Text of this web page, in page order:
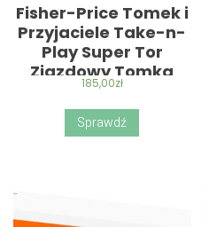
Fisher-Price Tomek i
Przyjaciele Take-n-
Play Super Tor
Zjazdowy Tomka
BCX21
185,00zł
Sprawdź